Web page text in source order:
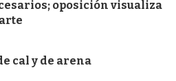
oposición visualiza
cal y de arena